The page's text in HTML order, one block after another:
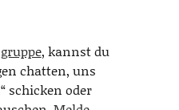
, kannst du
chatten, uns
schicken oder